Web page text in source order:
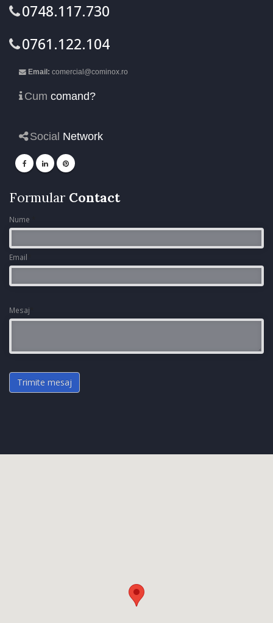
0748.117.730
0761.122.104
Email: comercial@cominox.ro
Cum comand?
Social Network
Formular Contact
Nume
Email
Mesaj